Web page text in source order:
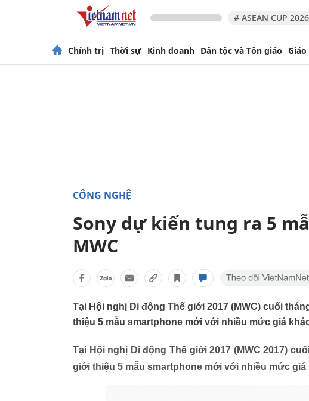
# ASEAN CUP 2026
Chính trị Thời sự Kinh doanh Dân tộc và Tôn giáo
CÔNG NGHỆ
Sony dự kiến tung ra 5
MWC
Tại Hội nghị Di động Thế giới 2017 (MWC) cuối
thiệu 5 mẫu smartphone mới với nhiều mức giá
Tại Hội nghị Di động Thế giới 2017 (MWC 2017)
giới thiệu 5 mẫu smartphone mới với nhiều mức giá